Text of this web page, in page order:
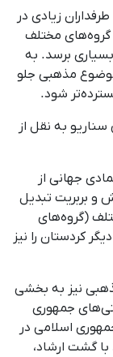
زیادی در
گروه‌های مختلف
برسد. به
مذهبی جلو
شود.
به نقل از
جهانی از
و بربریت تبدیل
(گروه‌های
کردستان را نیز
نیز به بخشی
جمهوری
اسلامی در
گشت ارشاد،